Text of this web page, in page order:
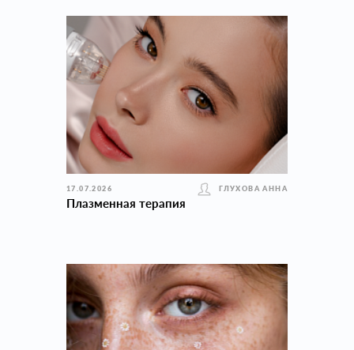
17.07.2026 ГЛУХОВА АННА
Плазменная терапия